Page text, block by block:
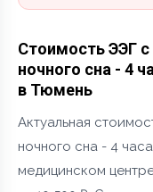
Стоимость ЭЭГ
ночного сна - 4
в Тюмень
Актуальная
ночного сна - 4
медицинском